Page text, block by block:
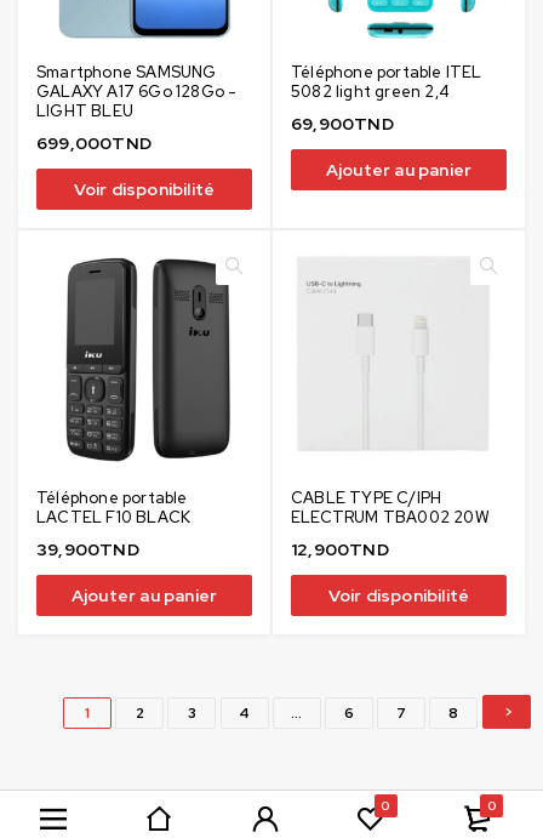
Smartphone SAMSUNG
GALAXY A17 6Go 128Go -
LIGHT BLEU
699,000TND
Voir disponibilité
Téléphone portable ITEL
5082 light green 2,4
69,900TND
Ajouter au panier
Téléphone portable
LACTEL F10 BLACK
39,900TND
Ajouter au panier
CABLE TYPE C/IPH
ELECTRUM TBA002 20W
12,900TND
Voir disponibilité
1 2 3 4 … 6 7 8
0 0